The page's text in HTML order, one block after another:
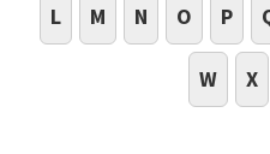
L M N O P
W X